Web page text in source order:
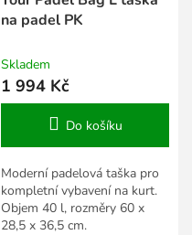
na padel PK
Skladem
1 994 Kč
Do košíku
Moderní padelová taška pro
kompletní vybavení na kurt.
Objem 40 l, rozměry 60 x
28,5 x 36,5 cm.